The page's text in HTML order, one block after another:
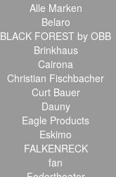
Alle Marken
Belaro
BLACK FOREST by OBB
Brinkhaus
Cairona
Christian Fischbacher
Curt Bauer
Dauny
Eagle Products
Eskimo
FALKENRECK
fan